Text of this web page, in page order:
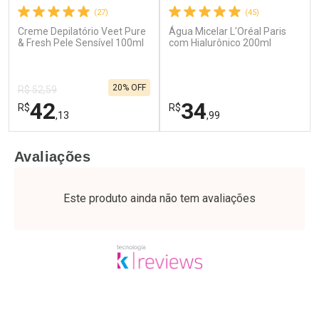
Ativar Desconto
Por R$ 51,02/cada
Ativar Desconto
(27)
Creme Depilatório Veet Pure
& Fresh Pele Sensível 100ml
R$ 52,59
R$42,13
20% OFF
Laboratório
Por Menos
(45)
Água Micelar L'Oréal Paris
com Hialurônico 200ml
R$34,99
Laboratório
Por Menos
Avaliações
Este produto ainda não tem avaliações